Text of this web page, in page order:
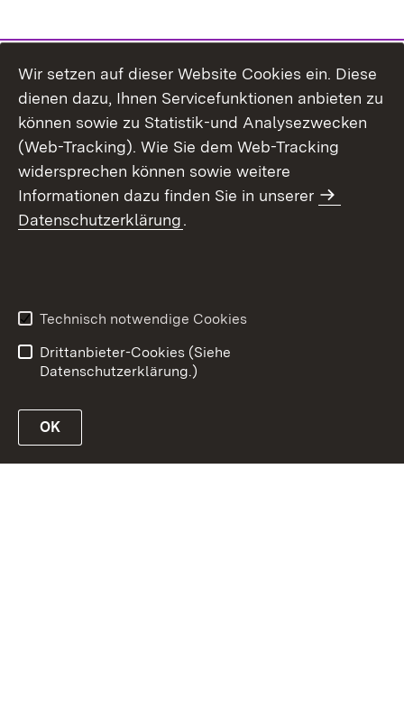
Wir setzen auf dieser Website Cookies ein. Diese
dienen dazu, Ihnen Servicefunktionen anbieten zu
können sowie zu Statistik-und Analysezwecken
(Web-Tracking). Wie Sie dem Web-Tracking
widersprechen können sowie weitere
Informationen dazu finden Sie in unserer
Datenschutzerklärung.
Technisch notwendige Cookies
Drittanbieter-Cookies (Siehe
Datenschutzerklärung.)
OK